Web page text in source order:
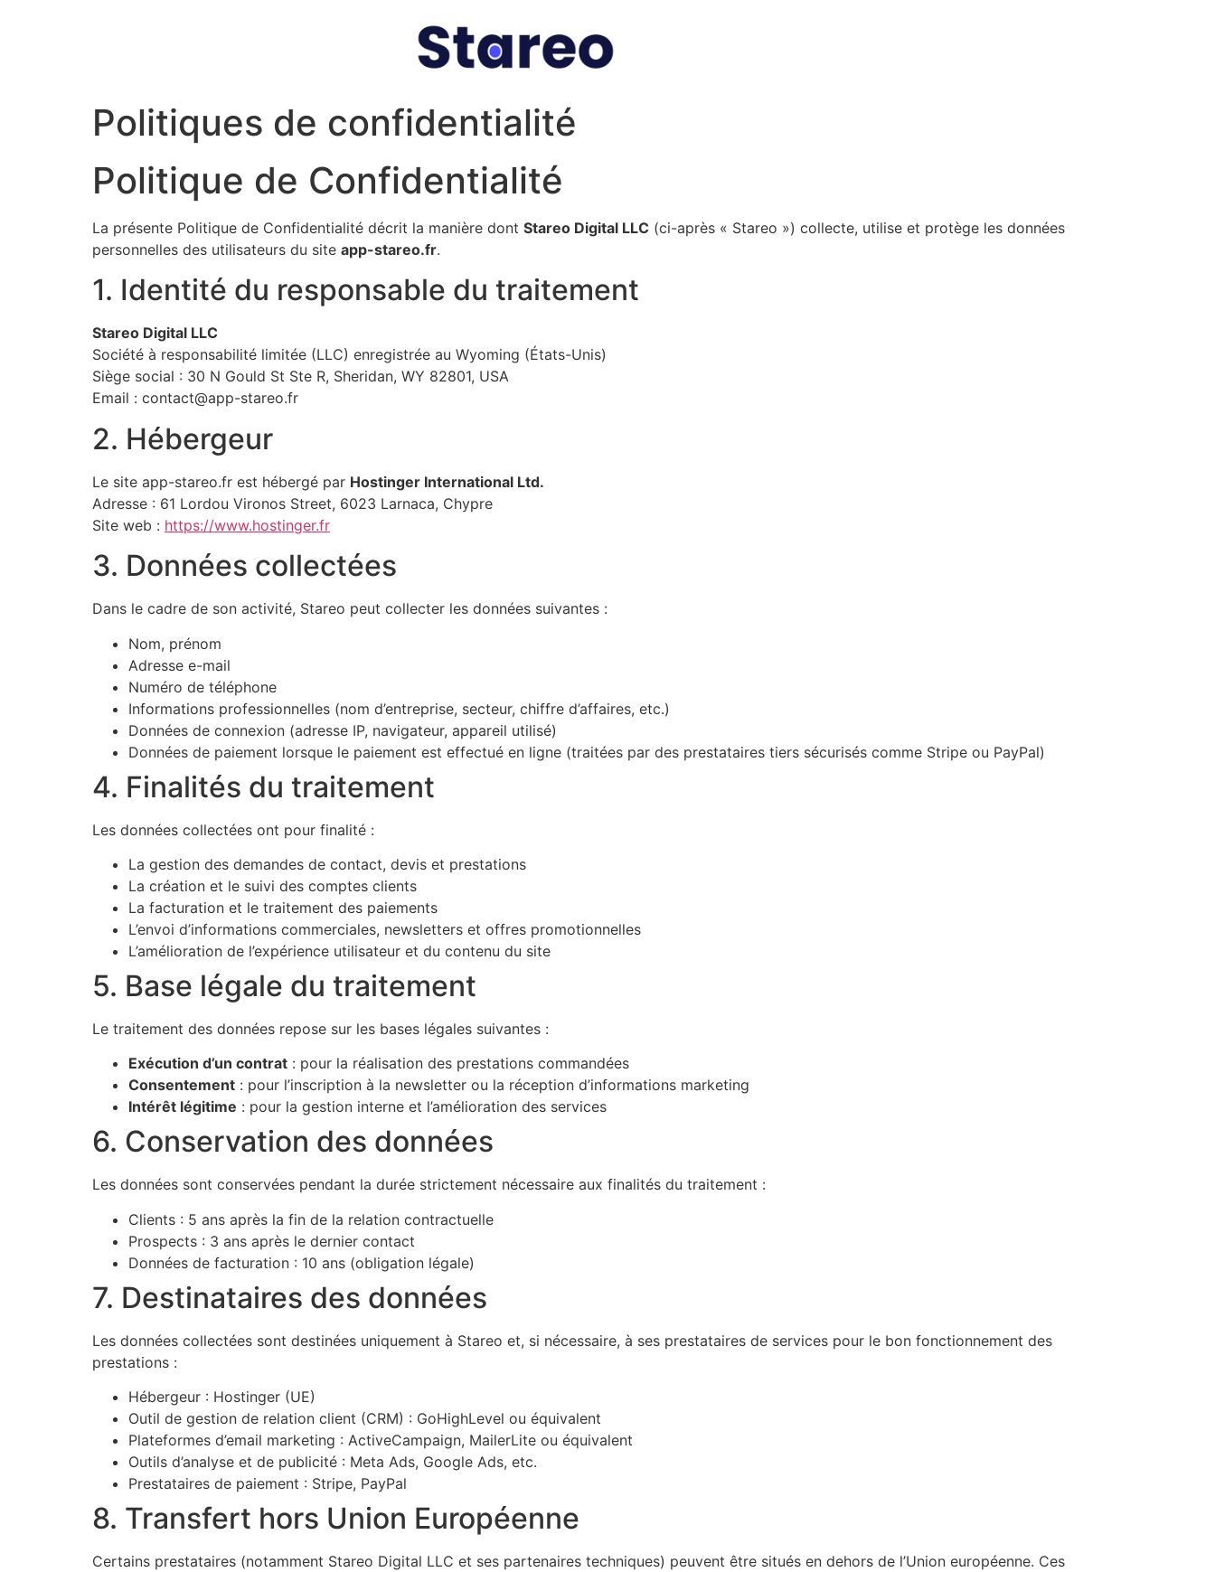
Politiques de confidentialité
Politique de Confidentialité
La présente Politique de Confidentialité décrit la manière dont Stareo Digital LLC (ci-après « Stareo ») collecte, utilise et protège les données
personnelles des utilisateurs du site app-stareo.fr.
1. Identité du responsable du traitement
Stareo Digital LLC
Société à responsabilité limitée (LLC) enregistrée au Wyoming (États-Unis)
Siège social : 30 N Gould St Ste R, Sheridan, WY 82801, USA
Email : contact@app-stareo.fr
2. Hébergeur
Le site app-stareo.fr est hébergé par Hostinger International Ltd.
Adresse : 61 Lordou Vironos Street, 6023 Larnaca, Chypre
Site web : https://www.hostinger.fr
3. Données collectées
Dans le cadre de son activité, Stareo peut collecter les données suivantes :
Nom, prénom
Adresse e-mail
Numéro de téléphone
Informations professionnelles (nom d’entreprise, secteur, chiffre d’affaires, etc.)
Données de connexion (adresse IP, navigateur, appareil utilisé)
Données de paiement lorsque le paiement est effectué en ligne (traitées par des prestataires tiers sécurisés comme Stripe ou PayPal)
4. Finalités du traitement
Les données collectées ont pour finalité :
La gestion des demandes de contact, devis et prestations
La création et le suivi des comptes clients
La facturation et le traitement des paiements
L’envoi d’informations commerciales, newsletters et offres promotionnelles
L’amélioration de l’expérience utilisateur et du contenu du site
5. Base légale du traitement
Le traitement des données repose sur les bases légales suivantes :
Exécution d’un contrat : pour la réalisation des prestations commandées
Consentement : pour l’inscription à la newsletter ou la réception d’informations marketing
Intérêt légitime : pour la gestion interne et l’amélioration des services
6. Conservation des données
Les données sont conservées pendant la durée strictement nécessaire aux finalités du traitement :
Clients : 5 ans après la fin de la relation contractuelle
Prospects : 3 ans après le dernier contact
Données de facturation : 10 ans (obligation légale)
7. Destinataires des données
Les données collectées sont destinées uniquement à Stareo et, si nécessaire, à ses prestataires de services pour le bon fonctionnement des
prestations :
Hébergeur : Hostinger (UE)
Outil de gestion de relation client (CRM) : GoHighLevel ou équivalent
Plateformes d’email marketing : ActiveCampaign, MailerLite ou équivalent
Outils d’analyse et de publicité : Meta Ads, Google Ads, etc.
Prestataires de paiement : Stripe, PayPal
8. Transfert hors Union Européenne
Certains prestataires (notamment Stareo Digital LLC et ses partenaires techniques) peuvent être situés en dehors de l’Union européenne. Ces